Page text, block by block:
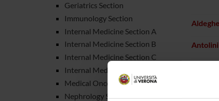
Geriatrics Section
Immunology Section
Internal Medicine Section A
Internal Medicine Section B
Internal Medicine Section C
Internal Medicine Section D
Medical Oncology Section
Nephrology Section